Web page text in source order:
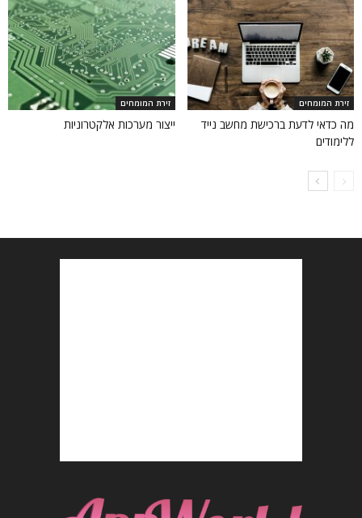
זירת המומחים
מה כדאי לדעת ברכישת מחשב נייד
ללימודים
זירת המומחים
ייצור מערכות אלקטרוניות